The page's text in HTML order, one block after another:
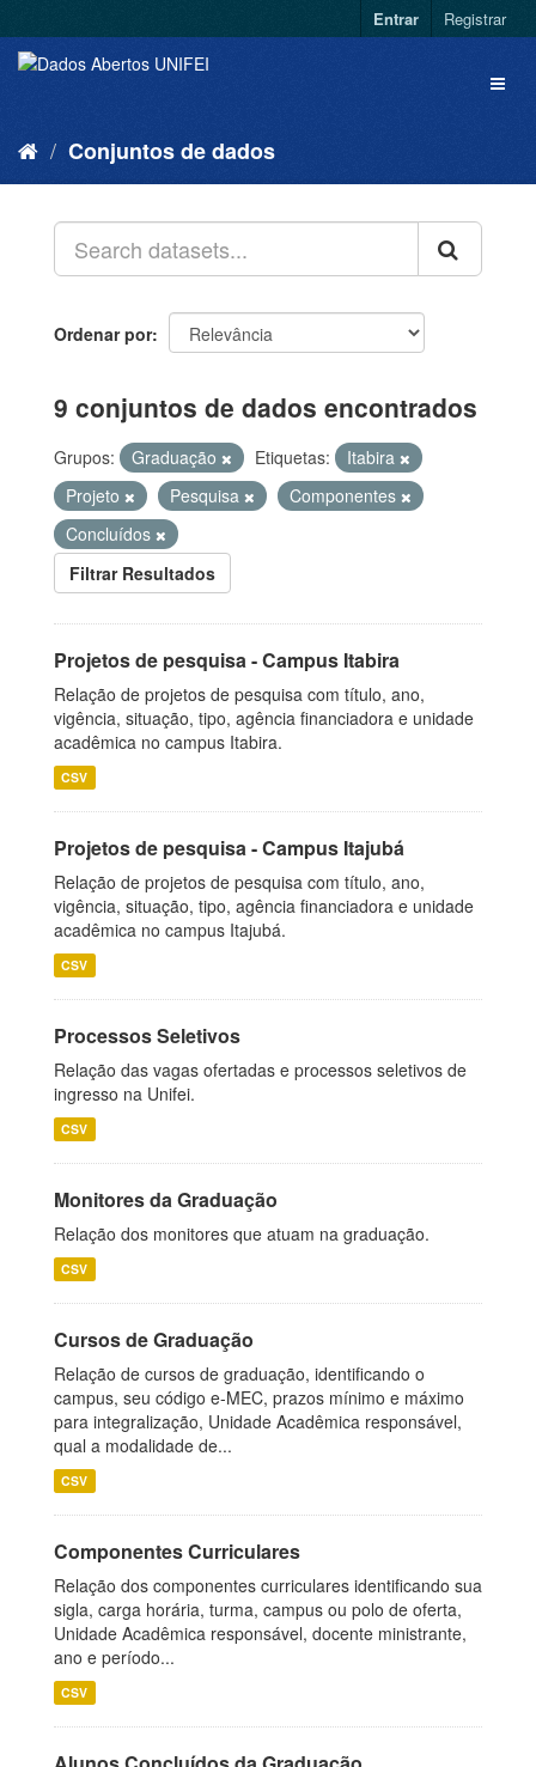
Entrar Registrar
Conjuntos de dados
Ordenar por
9 conjuntos de dados encontrados
Grupos: Graduação Etiquetas:
Itabira
Projeto
Pesquisa
Componentes
Concluídos
Filtrar Resultados
Projetos de pesquisa - Campus Itabira
Relação de projetos de pesquisa com título, ano,
vigência, situação, tipo, agência financiadora e unidade
acadêmica no campus Itabira.
CSV
Projetos de pesquisa - Campus Itajubá
Relação de projetos de pesquisa com título, ano,
vigência, situação, tipo, agência financiadora e unidade
acadêmica no campus Itajubá.
CSV
Processos Seletivos
Relação das vagas ofertadas e processos seletivos de
ingresso na Unifei.
CSV
Monitores da Graduação
Relação dos monitores que atuam na graduação.
CSV
Cursos de Graduação
Relação de cursos de graduação, identificando o
campus, seu código e-MEC, prazos mínimo e máximo
para integralização, Unidade Acadêmica responsável,
qual a modalidade de...
CSV
Componentes Curriculares
Relação dos componentes curriculares identificando sua
sigla, carga horária, turma, campus ou polo de oferta,
Unidade Acadêmica responsável, docente ministrante,
ano e período...
CSV